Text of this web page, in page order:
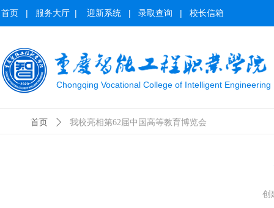
Chongqing Vocational College of Intelligent Engineering
首页 | 服务大厅 | 迎新系统 | 录取查询 | 校长信箱
创
首页 ꄲ 我校亮相第62届中国高等教育博览会